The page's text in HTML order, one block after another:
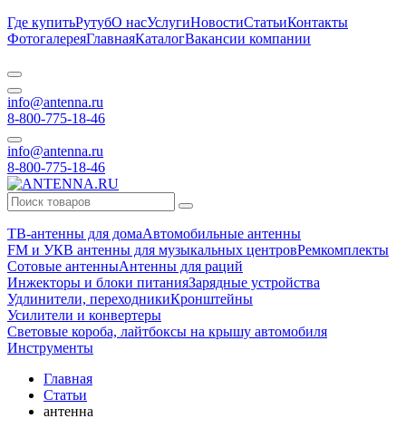
Где купитьРутубО насУслугиНовостиСтатьиКонтакты
ФотогалереяГлавнаяКаталогВакансии компании
info@antenna.ru
8-800-775-18-46
info@antenna.ru
8-800-775-18-46
ТВ-антенны для домаАвтомобильные антенны
FM и УКВ антенны для музыкальных центровРемкомплекты
Сотовые антенныАнтенны для раций
Инжекторы и блоки питанияЗарядные устройства
Удлинители, переходникиКронштейны
Усилители и конвертеры
Световые короба, лайтбоксы на крышу автомобиля
Инструменты
Главная
Статьи
антенна